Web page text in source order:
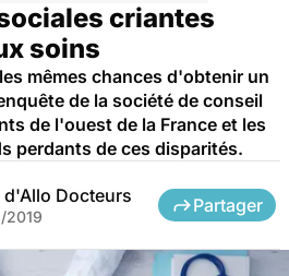
criantes
soins
mêmes chances d'obtenir un
de la société de conseil
de l'ouest de la France et les
perdants de ces disparités.
d'Allo Docteurs
2019
Partager